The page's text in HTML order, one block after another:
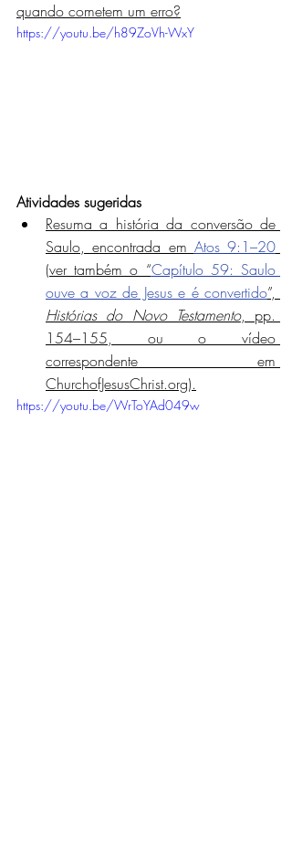
quando cometem um erro?
https://youtu.be/h89ZoVh-WxY
Atividades sugeridas
Resuma a história da conversão de
Saulo, encontrada em Atos 9:1–20
(ver também o “Capítulo 59: Saulo
ouve a voz de Jesus e é convertido
Histórias do Novo Testamento, pp.
154–155, ou o vídeo
correspondente em
ChurchofJesusChrist.org).
https://youtu.be/WrToYAd049w